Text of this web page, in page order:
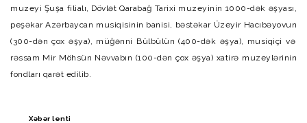
muzeyi Şuşa filialı, Dövlət Qarabağ Tarixi muzeyinin 1000-dək əşyası,
peşəkar Azərbaycan musiqisinin banisi, bəstəkar Üzeyir Hacıbəyovun
(300-dən çox əşya), müğənni Bülbülün (400-dək əşya), musiqiçi və
rəssam Mir Möhsün Nəvvabın (100-dən çox əşya) xatirə muzeylərinin
fondları qarət edilib.
Xəbər lenti